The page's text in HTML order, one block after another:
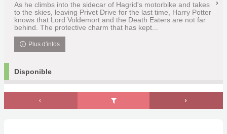
As he climbs into the sidecar of Hagrid's motorbike and takes
to the skies, leaving Privet Drive for the last time, Harry Potter
knows that Lord Voldemort and the Death Eaters are not far
behind. The protective charm that has kept...
Plus d'infos
Disponible